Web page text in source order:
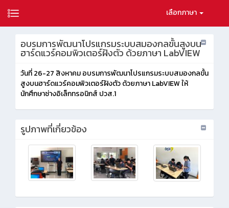
เลือกภาษา
อบรมการพัฒนาโปรแกรมระบบสมองกลขั้นสูงบน
ฮาร์ดแวร์คอมพิวเตอร์ฝังตัว ด้วยภาษา LabVIEW
วันที่ 26-27 สิงหาคม อบรมการพัฒนาโปรแกรมระบบสมองกลขั้น
สูงบนฮาร์ดแวร์คอมพิวเตอร์ฝังตัว ด้วยภาษา LabVIEW ให้
นักศึกษาช่างอิเล็กทรอนิกส์ ปวส.1
รูปภาพที่เกี่ยวข้อง